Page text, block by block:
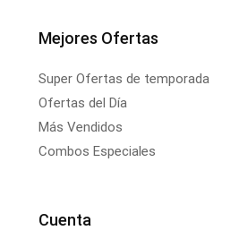
Mejores Ofertas
Super Ofertas de temporada
Ofertas del Día
Más Vendidos
Combos Especiales
Cuenta